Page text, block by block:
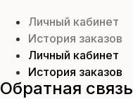
Личный кабинет
История заказов
Личный кабинет
История заказов
Обратная связь